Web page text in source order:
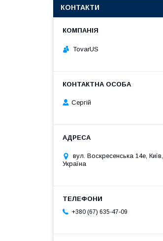
КОНТАКТИ
TovarUS
Сергій
вул. Воскресенська 14е, Київ,
Україна
+380 (67) 635-47-09